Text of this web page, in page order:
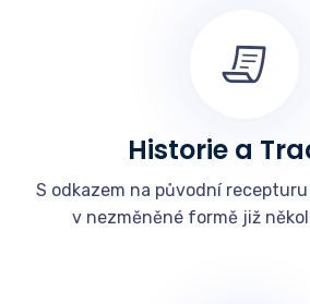
Historie a
S odkazem na původní
v nezměněné formě již